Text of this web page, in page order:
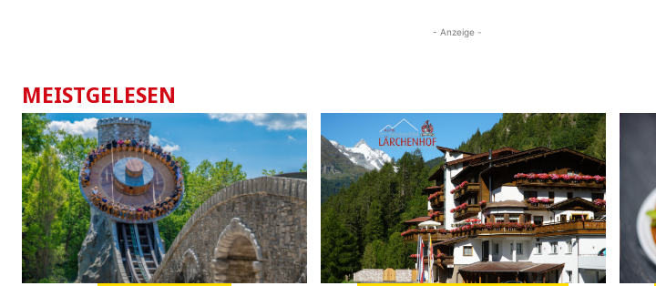
- Anzeige -
MEISTGELESEN